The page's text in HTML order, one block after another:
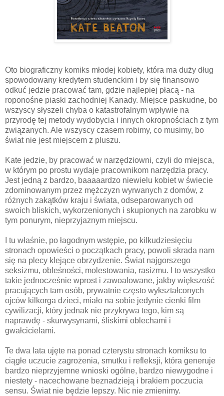
Oto biograficzny komiks młodej kobiety, która ma duży dług
spowodowany kredytem studenckim i by się finansowo
odkuć jedzie pracować tam, gdzie najlepiej płacą - na
roponośne piaski zachodniej Kanady. Miejsce paskudne, bo
wszyscy słyszeli chyba o katastrofalnym wpływie na
przyrodę tej metody wydobycia i innych okropnościach z tym
związanych. Ale wszyscy czasem robimy, co musimy, bo
świat nie jest miejscem z pluszu.
Kate jedzie, by pracować w narzędziowni, czyli do miejsca,
w którym po prostu wydaje pracownikom narzędzia pracy.
Jest jedną z bardzo, baaaaardzo niewielu kobiet w świecie
zdominowanym przez mężczyzn wyrwanych z domów, z
różnych zakątków kraju i świata, odseparowanych od
swoich bliskich, wykorzenionych i skupionych na zarobku w
tym ponurym, nieprzyjaznym miejscu.
I tu właśnie, po łagodnym wstępie, po kilkudziesięciu
stronach opowieści o początkach pracy, powoli skrada nam
się na plecy klejące obrzydzenie. Świat najgorszego
seksizmu, obleśności, molestowania, rasizmu. I to wszystko
takie jednocześnie wprost i zawoalowane, jakby większość
pracujących tam osób, prywatnie często wykształconych
ojców kilkorga dzieci, miało na sobie jedynie cienki film
cywilizacji, który jednak nie przykrywa tego, kim są
naprawdę - skurwysynami, śliskimi oblechami i
gwałcicielami.
Te dwa lata ujęte na ponad czterystu stronach komiksu to
ciągłe uczucie zagrożenia, smutku i refleksji, która generuje
bardzo nieprzyjemne wnioski ogólne, bardzo niewygodne i
niestety - nacechowane beznadzieją i brakiem poczucia
sensu. Świat nie będzie lepszy. Nic nie zmienimy.